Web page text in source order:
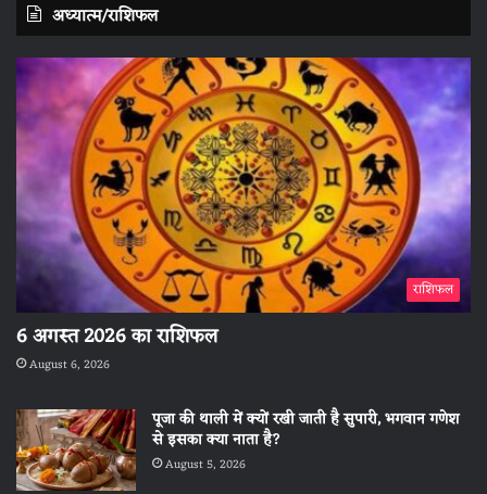
अध्यात्म/राशिफल
राशिफल
6 अगस्त 2026 का राशिफल
August 6, 2026
पूजा की थाली में क्यों रखी जाती है सुपारी, भगवान गणेश
से इसका क्या नाता है?
August 5, 2026